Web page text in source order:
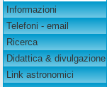
Informazioni
Telefoni - email
Ricerca
Didattica & divulgazione
Link astronomici